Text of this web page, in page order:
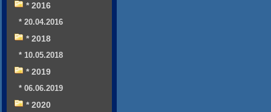
* 2016
* 20.04.2016
* 2018
* 10.05.2018
* 2019
* 06.06.2019
* 2020